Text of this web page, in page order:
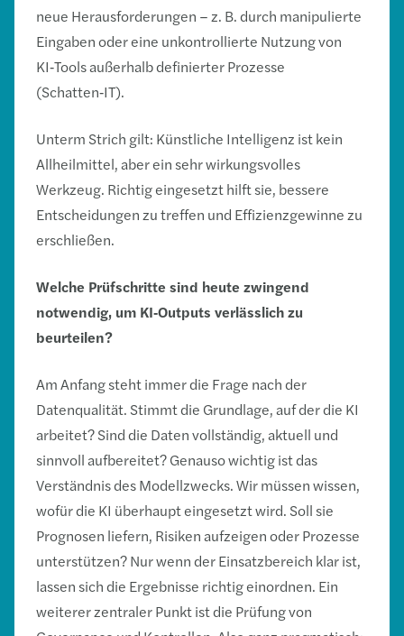
neue Herausforderungen – z. B. durch manipulierte
Eingaben oder eine unkontrollierte Nutzung von
KI‑Tools außerhalb definierter Prozesse
(Schatten‑IT).
Unterm Strich gilt: Künstliche Intelligenz ist kein
Allheilmittel, aber ein sehr wirkungsvolles
Werkzeug. Richtig eingesetzt hilft sie, bessere
Entscheidungen zu treffen und Effizienzgewinne zu
erschließen.
Welche Prüfschritte sind heute zwingend
notwendig, um KI‑Outputs verlässlich zu
beurteilen?
Am Anfang steht immer die Frage nach der
Datenqualität. Stimmt die Grundlage, auf der die KI
arbeitet? Sind die Daten vollständig, aktuell und
sinnvoll aufbereitet? Genauso wichtig ist das
Verständnis des Modellzwecks. Wir müssen wissen,
wofür die KI überhaupt eingesetzt wird. Soll sie
Prognosen liefern, Risiken aufzeigen oder Prozesse
unterstützen? Nur wenn der Einsatzbereich klar ist,
lassen sich die Ergebnisse richtig einordnen. Ein
weiterer zentraler Punkt ist die Prüfung von